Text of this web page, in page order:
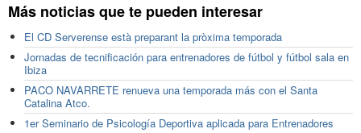
Más noticias que te pueden interesar
El CD Serverense està preparant la pròxima temporada
Jornadas de tecnificación para entrenadores de fútbol y fútbol sala en
Ibiza
PACO NAVARRETE renueva una temporada más con el Santa
Catalina Atco.
1er Seminario de Psicología Deportiva aplicada para Entrenadores